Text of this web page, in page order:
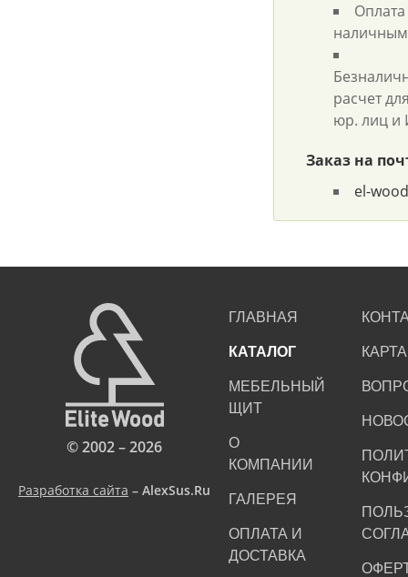
Оплата
расчет
юр. лиц и
Заказ на
el-
© 2002 – 2026
Разработка сайта – AlexSus.Ru
ГЛАВНАЯ
КАТАЛОГ
МЕБЕЛЬНЫЙ
ЩИТ
О
КОМПАНИИ
ГАЛЕРЕЯ
ОПЛАТА И
ДОСТАВКА